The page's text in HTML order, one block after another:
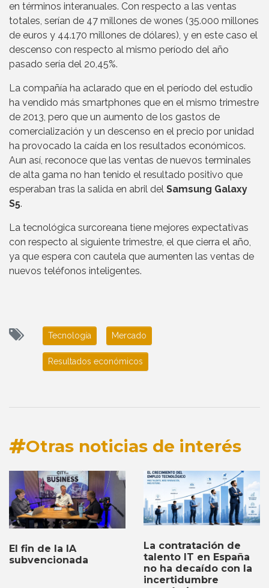
en términos interanuales. Con respecto a las ventas
totales, serían de 47 millones de wones (35.000 millones
de euros y 44.170 millones de dólares), y en este caso el
descenso con respecto al mismo período del año
pasado sería del 20,45%.
La compañía ha aclarado que en el período del estudio
ha vendido más smartphones que en el mismo trimestre
de 2013, pero que un aumento de los gastos de
comercialización y un descenso en el precio por unidad
ha provocado la caída en los resultados económicos.
Aun así, reconoce que las ventas de nuevos terminales
de alta gama no han tenido el resultado positivo que
esperaban tras la salida en abril del Samsung Galaxy
S5.
La tecnológica surcoreana tiene mejores expectativas
con respecto al siguiente trimestre, el que cierra el año,
ya que espera con cautela que aumenten las ventas de
nuevos teléfonos inteligentes.
Tecnología Mercado
Resultados económicos
Otras noticias de interés
El fin de la IA
subvencionada
La contratación de
talento IT en España
no ha decaído con la
incertidumbre